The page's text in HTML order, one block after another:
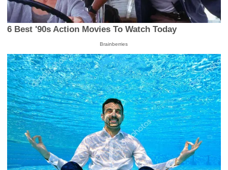
6 Best '90s Action Movies To Watch Today
Brainberries